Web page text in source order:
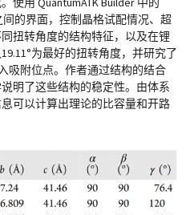
的界面，控制晶格试配情况、超
扭转角度的结构特征，以及在锂
为最好的扭转角度，并研究了
吸附位点。作者通过结构的结合
明了这些结构的稳定性。由体系
可以计算出理论的比容量和开路